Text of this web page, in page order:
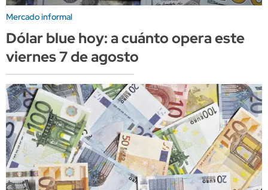
Mercado informal
Dólar blue hoy: a cuánto opera este
viernes 7 de agosto